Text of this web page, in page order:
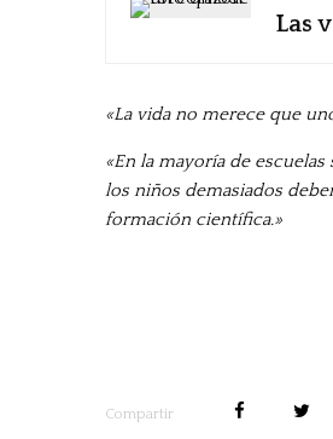
Las
«La vida no merece que
«En la mayoría de
los niños demasiados
formación científica.»
Compartir